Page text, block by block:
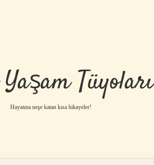
Tüyoları
Hayatına neşe katan kısa hikayeler!